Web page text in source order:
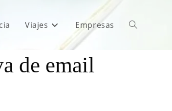
Viajes Empresas
de email